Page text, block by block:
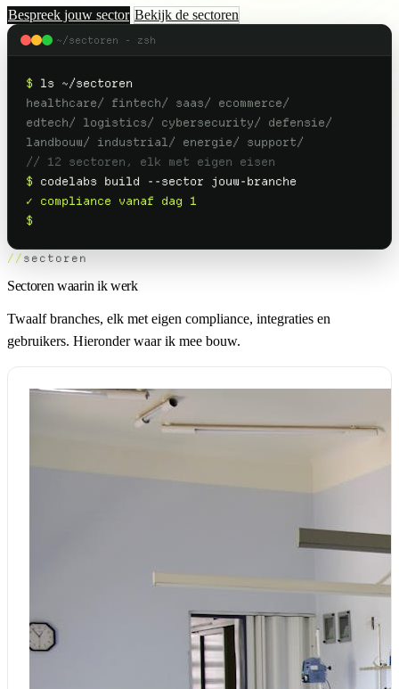
Bespreek jouw sector Bekijk de sectoren
~/sectoren - zsh
$ ls ~/sectoren
healthcare/ fintech/ saas/ ecommerce/
edtech/ logistics/ cybersecurity/ defensie/
landbouw/ industrial/ energie/ support/
// 12 sectoren, elk met eigen eisen
$ codelabs build --sector jouw-branche
✓ compliance vanaf dag 1
$
sectoren
Sectoren waarin ik werk
Twaalf branches, elk met eigen compliance, integraties en
gebruikers. Hieronder waar ik mee bouw.